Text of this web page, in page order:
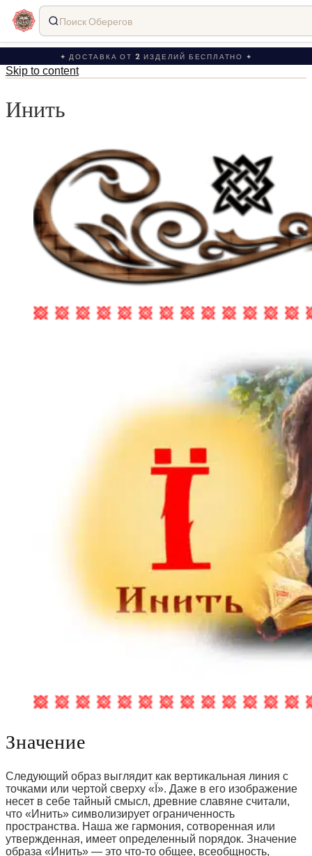
✦ ДОСТАВКА ОТ 2 ИЗДЕЛИЙ БЕСПЛАТНО ✦
Skip to content
Инить
Значение
Следующий образ выглядит как вертикальная линия с
точками или чертой сверху «Ї». Даже в его изображение
несет в себе тайный смысл, древние славяне считали,
что «Инить» символизирует ограниченность
пространства. Наша же гармония, сотворенная или
утвержденная, имеет определенный порядок. Значение
образа «Инить» — это что-то общее, всеобщность,
Поиск Оберегов